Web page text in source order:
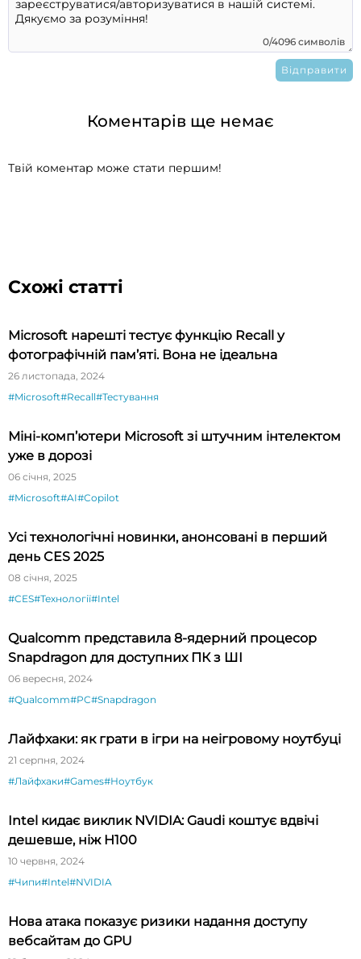
0/4096 символів
Коментарів ще немає
Твій коментар може стати першим!
Схожі статті
Microsoft нарешті тестує функцію Recall у
фотографічній пам’яті. Вона не ідеальна
26 листопада, 2024
#Microsoft#Recall#Тестування
Міні-комп’ютери Microsoft зі штучним інтелектом
уже в дорозі
06 січня, 2025
#Microsoft#AI#Copilot
Усі технологічні новинки, анонсовані в перший
день CES 2025
08 січня, 2025
#CES#Технології#Intel
Qualcomm представила 8-ядерний процесор
Snapdragon для доступних ПК з ШІ
06 вересня, 2024
#Qualcomm#PC#Snapdragon
Лайфхаки: як грати в ігри на неігровому ноутбуці
21 серпня, 2024
#Лайфхаки#Games#Ноутбук
Intel кидає виклик NVIDIA: Gaudi коштує вдвічі
дешевше, ніж H100
10 червня, 2024
#Чипи#Intel#NVIDIA
Нова атака показує ризики надання доступу
вебсайтам до GPU